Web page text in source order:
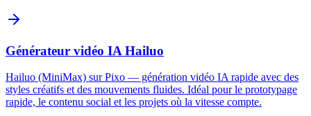
Générateur vidéo IA Hailuo
Hailuo (MiniMax) sur Pixo — génération vidéo IA rapide avec des
styles créatifs et des mouvements fluides. Idéal pour le prototypage
rapide, le contenu social et les projets où la vitesse compte.